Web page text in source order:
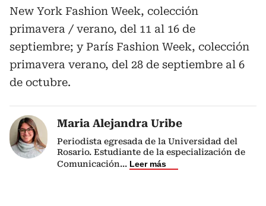
New York Fashion Week, colección
primavera / verano, del 11 al 16 de
septiembre; y París Fashion Week, colección
primavera verano, del 28 de septiembre al 6
de octubre.
Maria Alejandra Uribe
Periodista egresada de la Universidad del
Rosario. Estudiante de la especialización de
Comunicación... Leer más